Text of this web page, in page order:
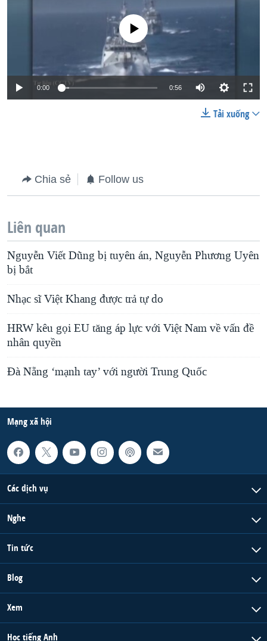
No media source currently available
0:00 0:56
Tải xuống
Chia sẻ Follow us
Liên quan
Nguyễn Viết Dũng bị tuyên án, Nguyễn Phương Uyên
bị bắt
Nhạc sĩ Việt Khang được trả tự do
HRW kêu gọi EU tăng áp lực với Việt Nam về vấn đề
nhân quyền
Đà Nẵng ‘mạnh tay’ với người Trung Quốc
Mạng xã hội
Các dịch vụ
Nghe
Tin tức
Blog
Xem
Học tiếng Anh